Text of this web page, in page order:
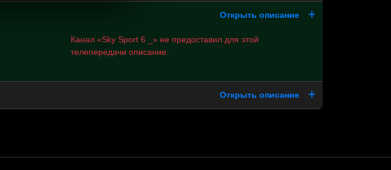
Открыть описание
Канал «Sky Sport 6 _» не предоставил для этой
телепередачи описание.
Открыть описание